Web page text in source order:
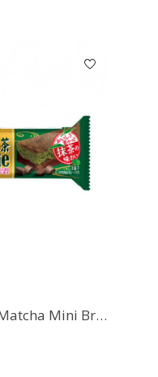
Bourbon Rich Uji Matcha Mini Brownie